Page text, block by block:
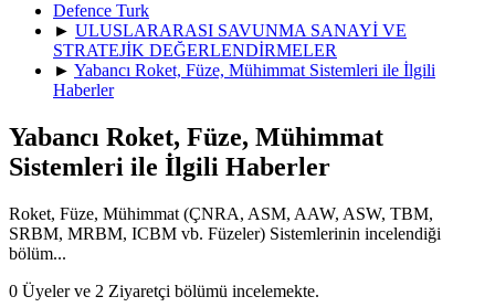
Defence Turk
► ULUSLARARASI SAVUNMA SANAYİ VE
STRATEJİK DEĞERLENDİRMELER
► Yabancı Roket, Füze, Mühimmat Sistemleri ile İlgili
Haberler
Yabancı Roket, Füze, Mühimmat
Sistemleri ile İlgili Haberler
Roket, Füze, Mühimmat (ÇNRA, ASM, AAW, ASW, TBM,
SRBM, MRBM, ICBM vb. Füzeler) Sistemlerinin incelendiği
bölüm...
0 Üyeler ve 2 Ziyaretçi bölümü incelemekte.